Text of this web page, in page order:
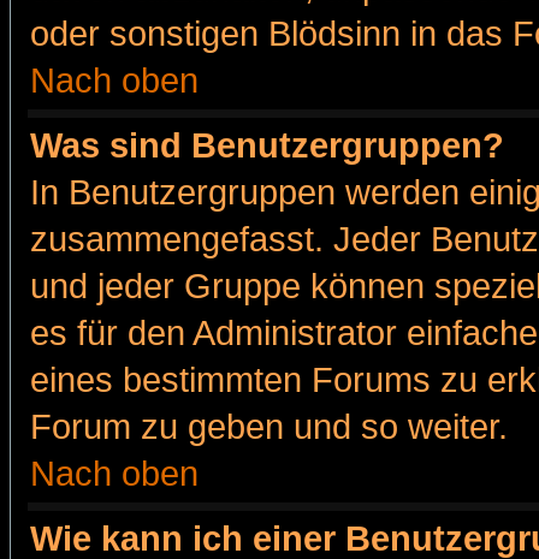
oder sonstigen Blödsinn in das
Nach oben
Was sind Benutzergruppen?
In Benutzergruppen werden
zusammengefasst. Jeder
und jeder Gruppe können
es für den Administrator
eines bestimmten Forums zu
Forum zu geben und so weiter.
Nach oben
Wie kann ich einer